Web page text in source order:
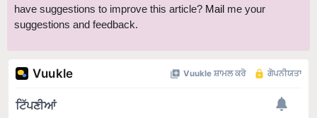
suggestions and feedback.